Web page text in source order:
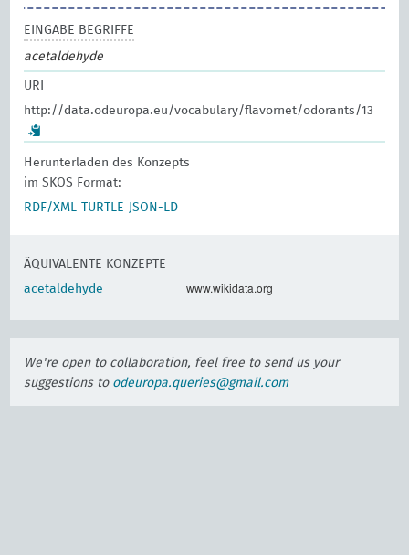
EINGABE BEGRIFFE
acetaldehyde
URI
http://data.odeuropa.eu/vocabulary/flavornet/odorants/13
Herunterladen des Konzepts
im SKOS Format:
RDF/XML
TURTLE JSON-LD
ÄQUIVALENTE KONZEPTE
acetaldehyde
www.wikidata.org
We're open to collaboration, feel free to send us your
suggestions to odeuropa.queries@gmail.com